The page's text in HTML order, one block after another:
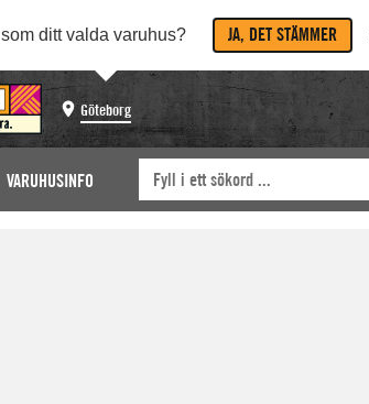
som ditt valda varuhus? JA, DET STÄMMER
Göteborg
VARUHUSINFO